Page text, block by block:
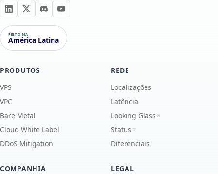
FEITO NA
América Latina
PRODUTOS
VPS
VPC
Bare Metal
Cloud White Label
DDoS Mitigation
REDE
Localizações
Latência
Looking Glass
Status
Diferenciais
COMPANHIA
LEGAL